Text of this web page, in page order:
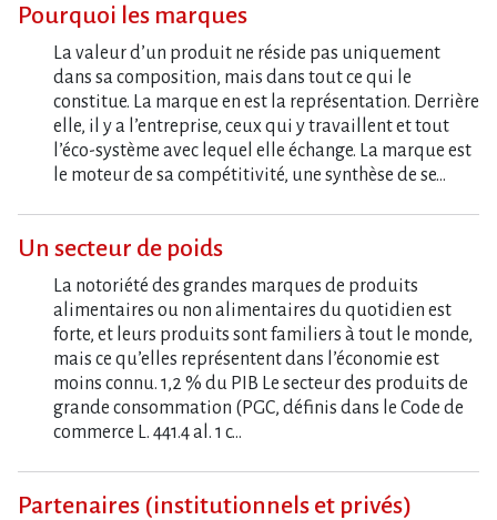
Pourquoi les marques
La valeur d’un produit ne réside pas uniquement
dans sa composition, mais dans tout ce qui le
constitue. La marque en est la représentation. Derrière
elle, il y a l’entreprise, ceux qui y travaillent et tout
l’éco-système avec lequel elle échange. La marque est
le moteur de sa compétitivité, une synthèse de se…
Un secteur de poids
La notoriété des grandes marques de produits
alimentaires ou non alimentaires du quotidien est
forte, et leurs produits sont familiers à tout le monde,
mais ce qu’elles représentent dans l’économie est
moins connu. 1,2 % du PIB Le secteur des produits de
grande consommation (PGC, définis dans le Code de
commerce L. 441.4 al. 1 c…
Partenaires (institutionnels et privés)